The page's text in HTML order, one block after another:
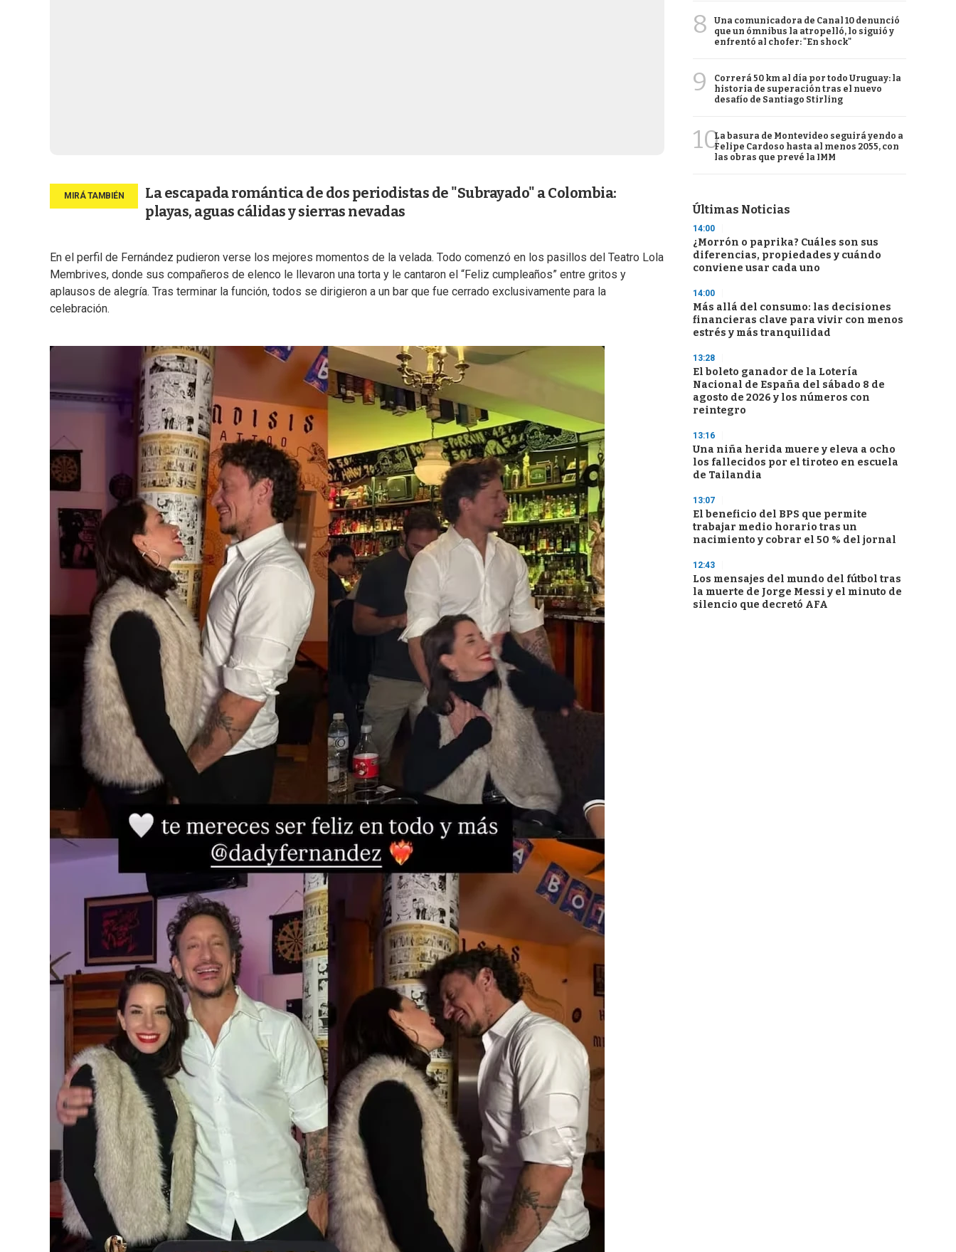
La escapada romántica de dos periodistas de "Subrayado" a Colombia:
playas, aguas cálidas y sierras nevadas
En el perfil de Fernández pudieron verse los mejores momentos de la velada. Todo comenzó en los pasillos del Teatro Lola
Membrives, donde sus compañeros de elenco le llevaron una torta y le cantaron el “Feliz cumpleaños” entre gritos y
aplausos de alegría. Tras terminar la función, todos se dirigieron a un bar que fue cerrado exclusivamente para la
celebración.
8
Una comunicadora de Canal 10 denunció
que un ómnibus la atropelló, lo siguió y
enfrentó al chofer: "En shock"
9
Correrá 50 km al día por todo Uruguay: la
historia de superación tras el nuevo
desafío de Santiago Stirling
10La basura de Montevideo seguirá yendo a
Felipe Cardoso hasta al menos 2055, con
las obras que prevé la IMM
Últimas Noticias
14:00
¿Morrón o paprika? Cuáles son sus
diferencias, propiedades y cuándo
conviene usar cada uno
14:00
Más allá del consumo: las decisiones
financieras clave para vivir con menos
estrés y más tranquilidad
13:28
El boleto ganador de la Lotería
Nacional de España del sábado 8 de
agosto de 2026 y los números con
reintegro
13:16
Una niña herida muere y eleva a ocho
los fallecidos por el tiroteo en escuela
de Tailandia
13:07
El beneficio del BPS que permite
trabajar medio horario tras un
nacimiento y cobrar el 50 % del jornal
12:43
Los mensajes del mundo del fútbol tras
la muerte de Jorge Messi y el minuto de
silencio que decretó AFA